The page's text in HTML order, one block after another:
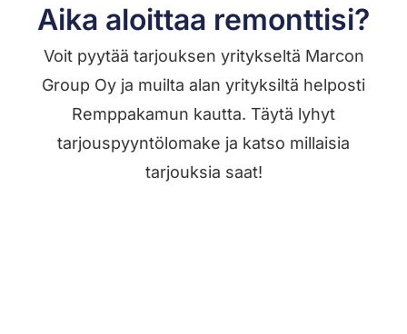
Aika aloittaa remonttisi?
Voit pyytää tarjouksen yritykseltä Marcon
Group Oy ja muilta alan yrityksiltä helposti
Remppakamun kautta. Täytä lyhyt
tarjouspyyntölomake ja katso millaisia
tarjouksia saat!